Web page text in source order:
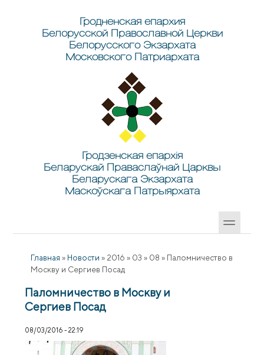
Гродненская епархия
Белорусской Православной Церкви
Белорусского Экзархата
Московского Патриархата
Гродзенская епархія
Беларускай Праваслаўнай Царквы
Беларускага Экзархата
Маскоўскага Патрыярхата
Главная » Новости » 2016 » 03 » 08 » Паломничество в
Москву и Сергиев Посад
Паломничество в Москву и
Сергиев Посад
08/03/2016 - 22:19